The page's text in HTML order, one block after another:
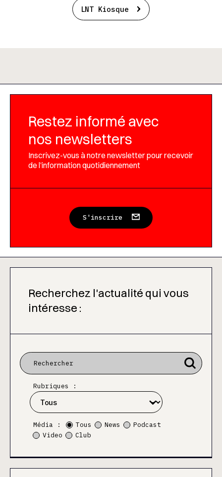
LNT Kiosque
Restez informé avec
nos newsletters
Inscrivez-vous à notre newsletter pour recevoir
de l’information quotidiennement
S'inscrire
Recherchez l'actualité qui vous
intéresse :
Rubriques :
Média : Tous News
Podcast
Video
Club